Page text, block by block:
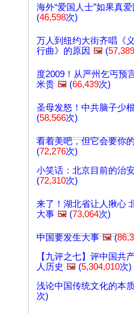
海外“爱国人士”如果真
(46,598次)
万人到纽约大街齐唱《
行曲》的原因 🖼️ (57,389
度2009！从严州乞丐预
米贵 🖼️ (66,439次)
圣母发怒！中共脑子少
(58,566次)
看着美吧，但它会要你
(72,276次)
小笑话：北京目前的治
(72,310次)
来了！湖北省让人揪心
大事 🖼️ (73,064次)
中国要发生大事 🖼️(
【九评之七】评中国共
人历史 🖼️ (5,304,010次)
浅论中国传统文化的本
次)